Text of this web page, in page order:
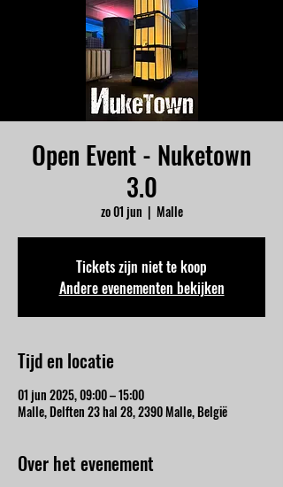
Open Event - Nuketown
3.0
zo 01 jun
  |
Malle
Tickets zijn niet te koop
Andere evenementen bekijken
Tijd en locatie
01 jun 2025, 09:00 – 15:00
Malle, Delften 23 hal 28, 2390 Malle, België
Over het evenement